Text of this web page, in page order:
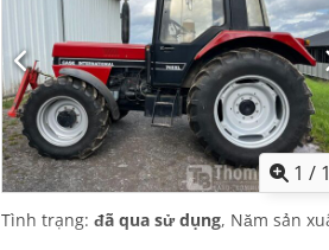
1 /
Tình trạng: đã qua sử dụng, Năm sản